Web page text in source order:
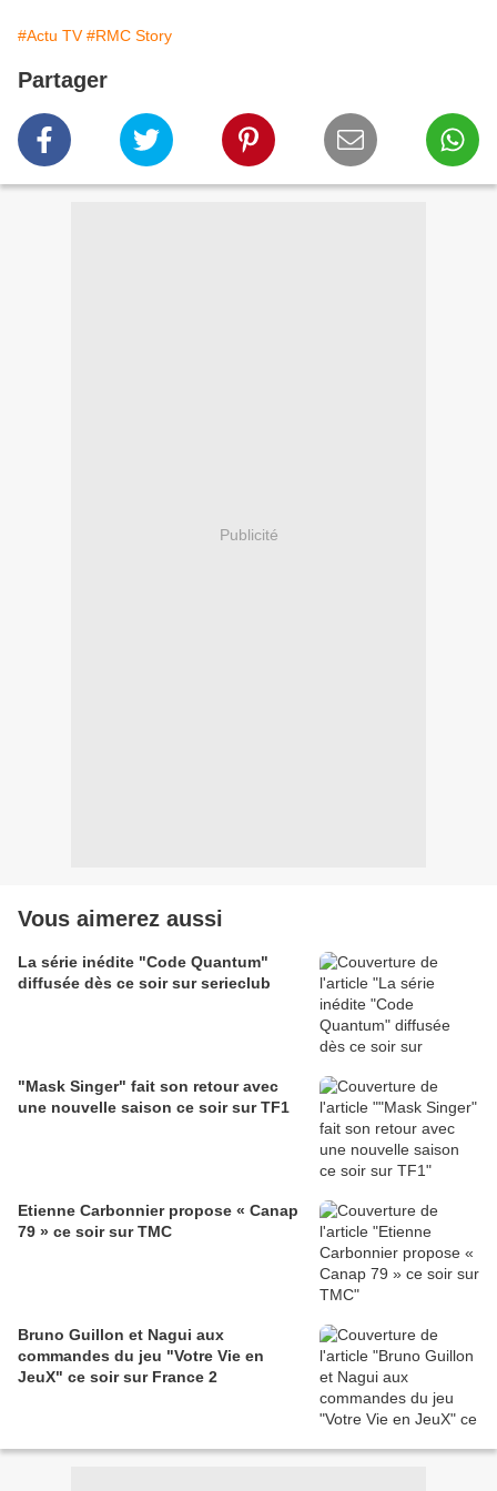
#Actu TV #RMC Story
Partager
Publicité
Vous aimerez aussi
La série inédite "Code Quantum"
diffusée dès ce soir sur serieclub
"Mask Singer" fait son retour avec
une nouvelle saison ce soir sur TF1
Etienne Carbonnier propose « Canap
79 » ce soir sur TMC
Bruno Guillon et Nagui aux
commandes du jeu "Votre Vie en
JeuX" ce soir sur France 2